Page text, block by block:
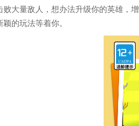
败大量敌人，想办法升级你的英雄，
颖的玩法等着你。